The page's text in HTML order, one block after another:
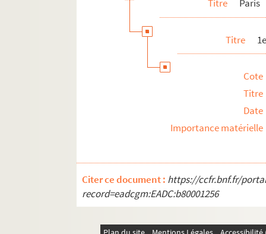
Titre Paris
Titre
Cote
Titre
Date
Importance matérielle
Citer ce document : https://ccfr.bnf.fr/
record=eadcgm:EADC:b80001256